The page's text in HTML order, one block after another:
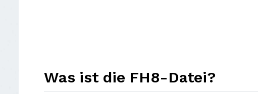
Was ist die FH8-Datei?